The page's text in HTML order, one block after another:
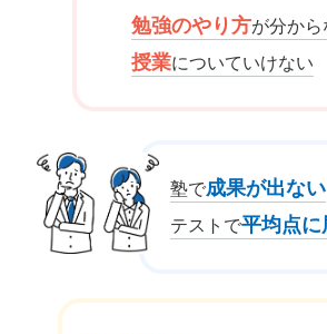
勉強のやり方が分から
授業についていけない
塾で成果が出ない
テストで平均点に